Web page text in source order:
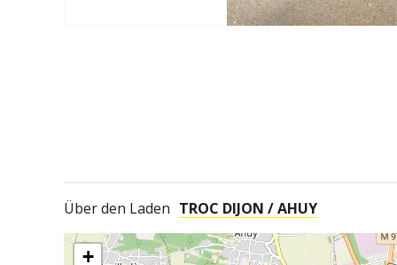
Über den Laden TROC DIJON / AHUY
+